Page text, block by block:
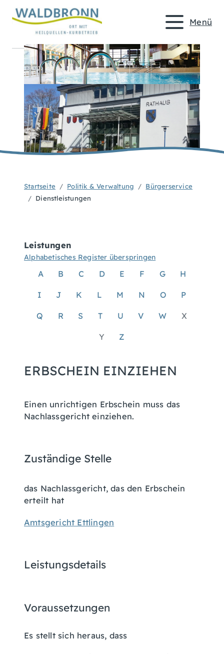
Menü
Startseite Politik & Verwaltung
Bürgerservice
Dienstleistungen
Leistungen
Alphabetisches Register überspringen
A B C D E F G H
I J K L M N O P
Q R S T U V W X
Y Z
ERBSCHEIN EINZIEHEN
Einen unrichtigen Erbschein muss das
Nachlassgericht einziehen.
Zuständige Stelle
das Nachlassgericht, das den Erbschein
erteilt hat
Amtsgericht Ettlingen
Leistungsdetails
Voraussetzungen
Es stellt sich heraus, dass